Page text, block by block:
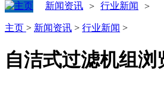
新闻资讯 > 行业新闻 >
主页 > 新闻资讯 > 行业新闻 >
自洁式过滤机组浏